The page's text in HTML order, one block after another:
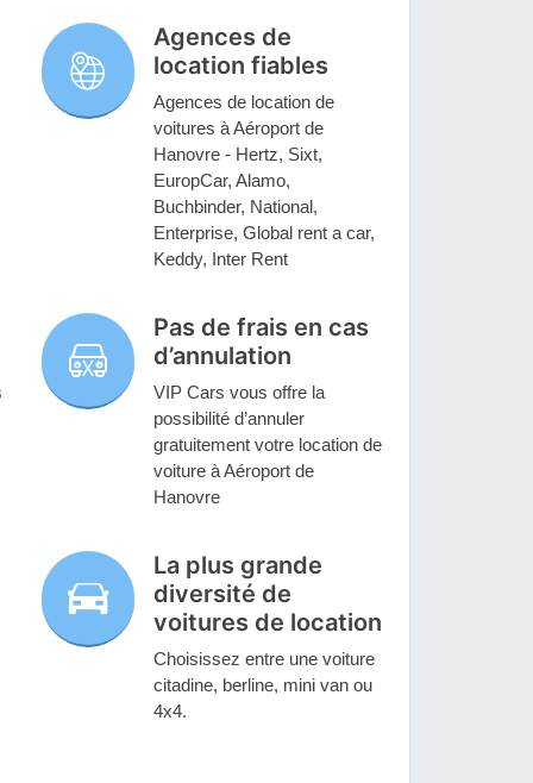
Agences de
location fiables
Agences de location de
voitures à Aéroport de
Hanovre - Hertz, Sixt,
EuropCar, Alamo,
Buchbinder, National,
Enterprise, Global rent a car,
Keddy, Inter Rent
Pas de frais en cas
d’annulation
VIP Cars vous offre la
possibilité d’annuler
gratuitement votre location de
voiture à Aéroport de
Hanovre
La plus grande
diversité de
voitures de location
Choisissez entre une voiture
citadine, berline, mini van ou
4x4.